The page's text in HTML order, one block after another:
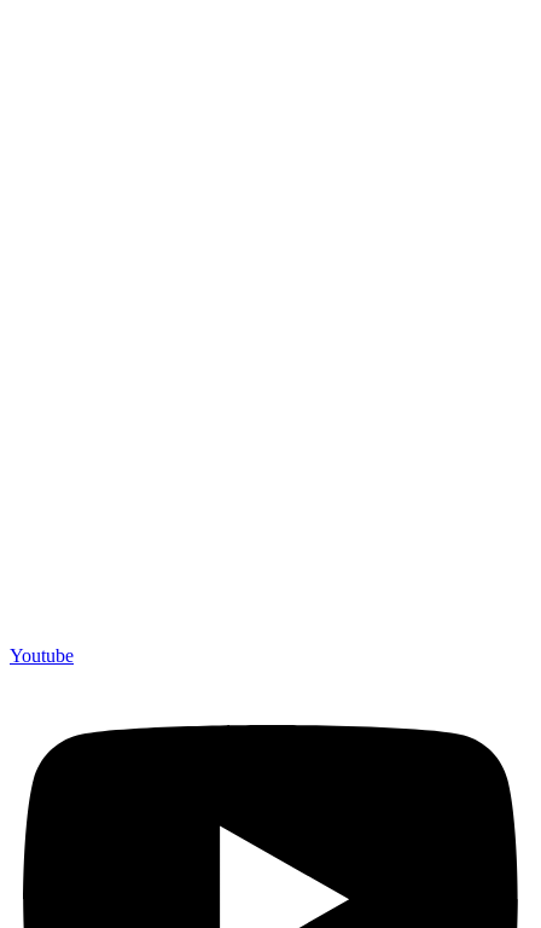
Youtube